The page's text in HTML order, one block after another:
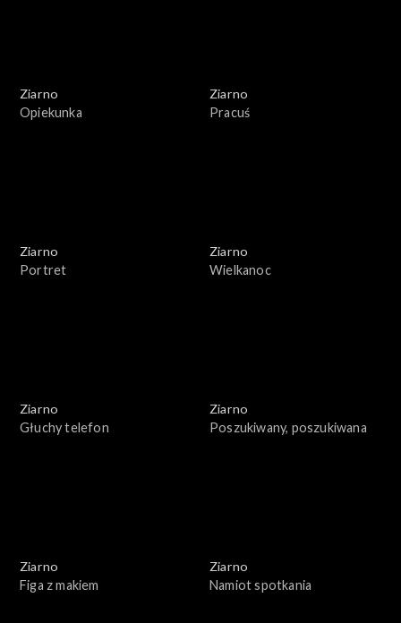
Ziarno
Opiekunka
Ziarno
Pracuś
Ziarno
Portret
Ziarno
Wielkanoc
Ziarno
Głuchy telefon
Ziarno
Poszukiwany, poszukiwana
Ziarno
Figa z makiem
Ziarno
Namiot spotkania